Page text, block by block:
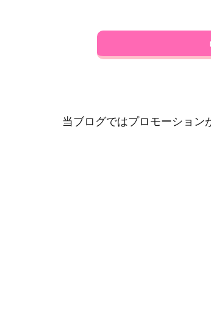
当ブログではプロモーション